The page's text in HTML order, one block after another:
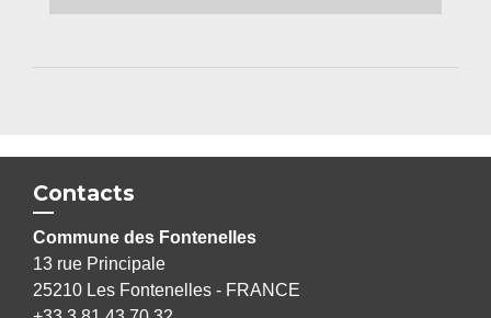
Contacts
Commune des Fontenelles
13 rue Principale
25210 Les Fontenelles - FRANCE